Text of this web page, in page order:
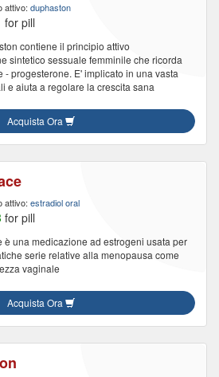
attivo: duphaston
for pill
contiene il principio attivo
sintetico sessuale femminile che ricorda
progesterone. E' implicato in una vasta
e aiuta a regolare la crescita sana
Acquista Ora
attivo: estradiol oral
for pill
è una medicazione ad estrogeni usata per
serie relative alla menopausa come
vaginale
Acquista Ora